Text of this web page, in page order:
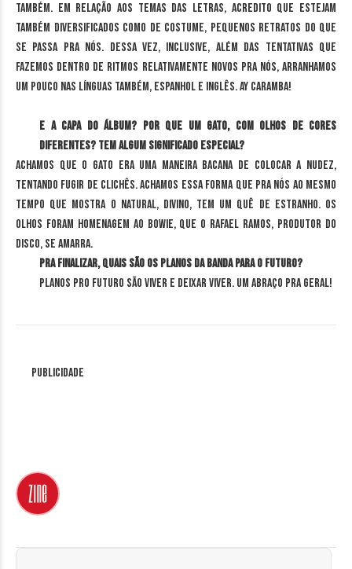
também. Em relação aos temas das letras, acredito que estejam
também diversificados como de costume, pequenos retratos do que
se passa pra nós. Dessa vez, inclusive, além das tentativas que
fazemos dentro de ritmos relativamente novos pra nós, arranhamos
um pouco nas línguas também, espanhol e inglês. Ay caramba!
E a capa do álbum? Por que um gato, com olhos de cores
diferentes? Tem algum significado especial?
Achamos que o gato era uma maneira bacana de colocar a nudez,
tentando fugir de clichês. Achamos essa forma que pra nós ao mesmo
tempo que mostra o natural, divino, tem um quê de estranho. Os
olhos foram homenagem ao Bowie, que o Rafael Ramos, produtor do
disco, se amarra.
Pra finalizar, quais são os planos da banda para o futuro?
Planos pro futuro são viver e deixar viver. Um abraço pra geral!
Publicidade